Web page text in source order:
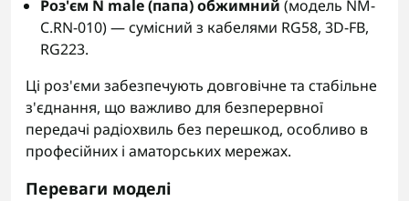
Роз'єм N male (папа) обжимний (модель NM-
C.RN-010) — сумісний з кабелями RG58, 3D-FB,
RG223.
Ці роз'єми забезпечують довговічне та стабільне
з'єднання, що важливо для безперервної
передачі радіохвиль без перешкод, особливо в
професійних і аматорських мережах.
Переваги моделі